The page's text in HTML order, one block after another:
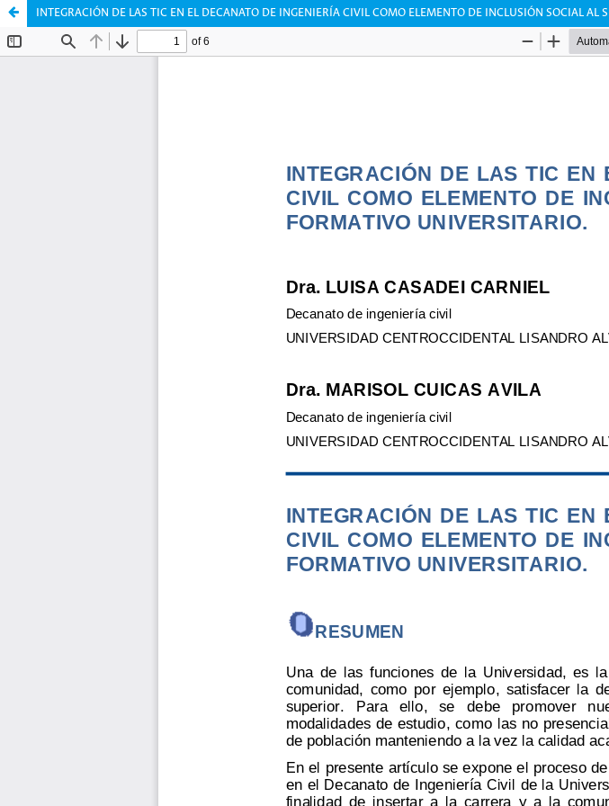
INTEGRACIÓN DE LAS TIC EN EL DECANATO DE INGENIERÍA CIVIL COMO ELEMENTO DE INCLUSIÓN SOCIAL AL